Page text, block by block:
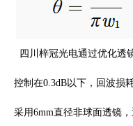
四川梓冠光电通过优化透
控制在0.3dB以下，回波损
采用6mm直径非球面透镜